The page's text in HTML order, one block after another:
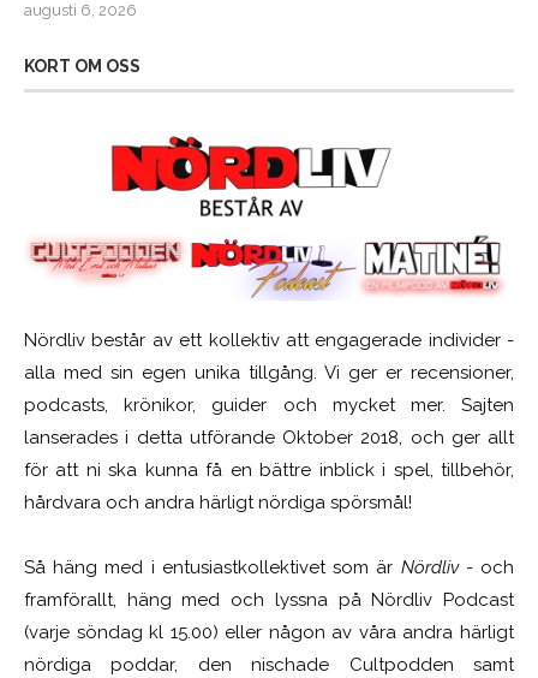
augusti 6, 2026
KORT OM OSS
Nördliv består av ett kollektiv att engagerade individer -
alla med sin egen unika tillgång. Vi ger er recensioner,
podcasts, krönikor, guider och mycket mer. Sajten
lanserades i detta utförande Oktober 2018, och ger allt
för att ni ska kunna få en bättre inblick i spel, tillbehör,
hårdvara och andra härligt nördiga spörsmål!
Så häng med i entusiastkollektivet som är Nördliv- och
framförallt, häng med och lyssna på Nördliv Podcast
(varje söndag kl 15.00) eller någon av våra andra härligt
nördiga poddar, den nischade Cultpodden samt